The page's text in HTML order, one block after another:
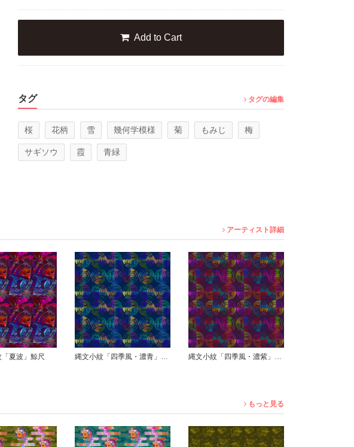
Add to Cart
タグ タグの編集
桜 花柄 雪 幾何学模様 菊 もみじ 梅
サギソウ 霞 青緑
アーティスト詳細
縄文小紋「四季風・濃紫」鯨尺 縄文小紋「縄乱格子・紫」鯨尺
もっと見る